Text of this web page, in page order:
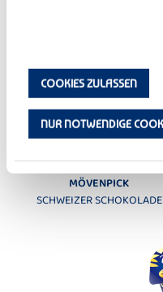
COOKIES ZULASSEN
NUR NOTWENDIGE
MÖVENPICK
SCHWEIZER SCHOKOLADE